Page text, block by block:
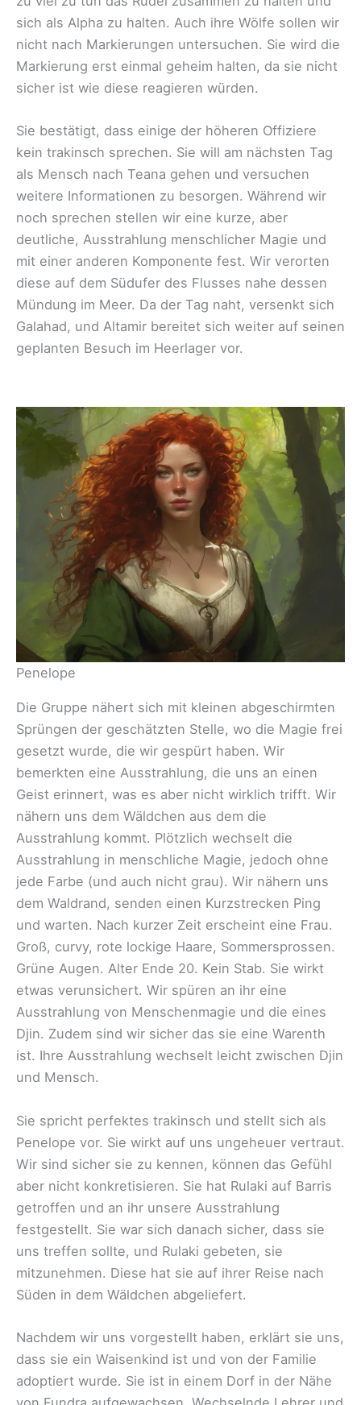
sich als Alpha zu halten. Auch ihre Wölfe sollen wir
nicht nach Markierungen untersuchen. Sie wird die
Markierung erst einmal geheim halten, da sie nicht
sicher ist wie diese reagieren würden.
Sie bestätigt, dass einige der höheren Offiziere
kein trakinsch sprechen. Sie will am nächsten Tag
als Mensch nach Teana gehen und versuchen
weitere Informationen zu besorgen. Während wir
noch sprechen stellen wir eine kurze, aber
deutliche, Ausstrahlung menschlicher Magie und
mit einer anderen Komponente fest. Wir verorten
diese auf dem Südufer des Flusses nahe dessen
Mündung im Meer. Da der Tag naht, versenkt sich
Galahad, und Altamir bereitet sich weiter auf seinen
geplanten Besuch im Heerlager vor.
Penelope
Die Gruppe nähert sich mit kleinen abgeschirmten
Sprüngen der geschätzten Stelle, wo die Magie frei
gesetzt wurde, die wir gespürt haben. Wir
bemerkten eine Ausstrahlung, die uns an einen
Geist erinnert, was es aber nicht wirklich trifft. Wir
nähern uns dem Wäldchen aus dem die
Ausstrahlung kommt. Plötzlich wechselt die
Ausstrahlung in menschliche Magie, jedoch ohne
jede Farbe (und auch nicht grau). Wir nähern uns
dem Waldrand, senden einen Kurzstrecken Ping
und warten. Nach kurzer Zeit erscheint eine Frau.
Groß, curvy, rote lockige Haare, Sommersprossen.
Grüne Augen. Alter Ende 20. Kein Stab. Sie wirkt
etwas verunsichert. Wir spüren an ihr eine
Ausstrahlung von Menschenmagie und die eines
Djin. Zudem sind wir sicher das sie eine Warenth
ist. Ihre Ausstrahlung wechselt leicht zwischen Djin
und Mensch.
Sie spricht perfektes trakinsch und stellt sich als
Penelope vor. Sie wirkt auf uns ungeheuer vertraut.
Wir sind sicher sie zu kennen, können das Gefühl
aber nicht konkretisieren. Sie hat Rulaki auf Barris
getroffen und an ihr unsere Ausstrahlung
festgestellt. Sie war sich danach sicher, dass sie
uns treffen sollte, und Rulaki gebeten, sie
mitzunehmen. Diese hat sie auf ihrer Reise nach
Süden in dem Wäldchen abgeliefert.
Nachdem wir uns vorgestellt haben, erklärt sie uns,
dass sie ein Waisenkind ist und von der Familie
adoptiert wurde. Sie ist in einem Dorf in der Nähe